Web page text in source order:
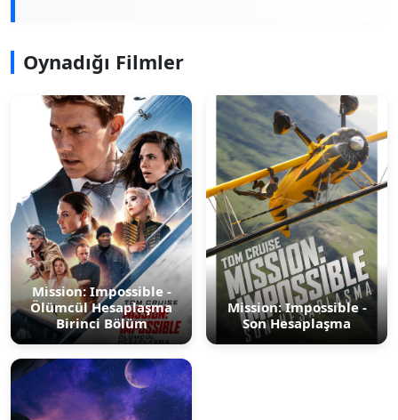
Oynadığı Filmler
Mission: Impossible -
Ölümcül Hesaplaşma
Birinci Bölüm
Mission: Impossible -
Son Hesaplaşma